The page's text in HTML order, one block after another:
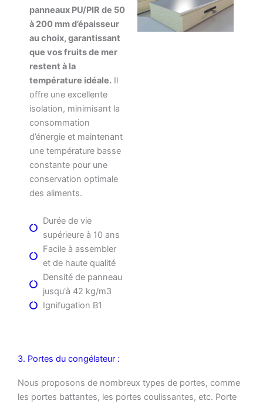
panneaux PU/PIR de 50
à 200 mm d’épaisseur
au choix, garantissant
que vos fruits de mer
restent à la
température idéale. Il
offre une excellente
isolation, minimisant la
consommation
d’énergie et maintenant
une température basse
constante pour une
conservation optimale
des aliments.
Durée de vie
supérieure à 10 ans
Facile à assembler
et de haute qualité
Densité de panneau
jusqu'à 42 kg/m3
Ignifugation B1
3. Portes du congélateur :
Nous proposons de nombreux types de portes, comme
les portes battantes, les portes coulissantes, etc. Porte